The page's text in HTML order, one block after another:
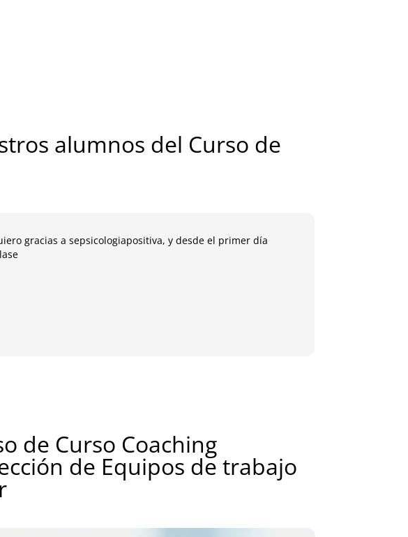
alumnos del Curso de
gracias a sepsicologiapositiva, y desde el primer día
de Curso Coaching
de Equipos de trabajo